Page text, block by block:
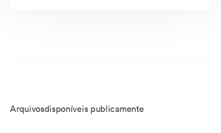
Arquivosdisponíveis publicamente